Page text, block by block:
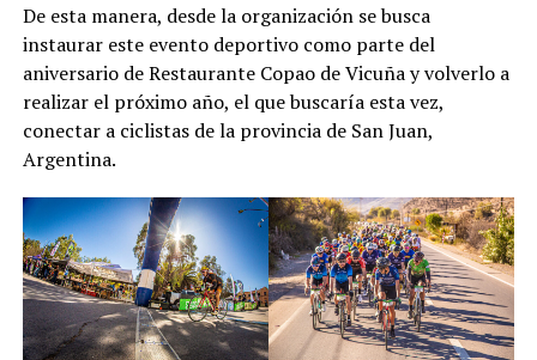
De esta manera, desde la organización se busca
instaurar este evento deportivo como parte del
aniversario de Restaurante Copao de Vicuña y volverlo a
realizar el próximo año, el que buscaría esta vez,
conectar a ciclistas de la provincia de San Juan,
Argentina.